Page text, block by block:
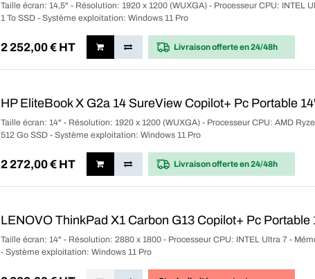
Taille écran: 14,5" - Résolution: 1920 x 1200 (WUXGA) - Processeur CPU: INTEL
1 To SSD - Système exploitation: Windows 11 Pro
2 252,00€ HT Livraison offerteen 24/48h
HP EliteBook X G2a 14 SureView Copilot+ Pc Portable
Taille écran: 14" - Résolution: 1920 x 1200 (WUXGA) - Processeur CPU: AMD
512 Go SSD - Système exploitation: Windows 11 Pro
2 272,00€ HT Livraison offerteen 24/48h
LENOVO ThinkPad X1 Carbon G13 Copilot+ Pc Portable
Taille écran: 14" - Résolution: 2880 x 1800 - Processeur CPU: INTEL Ultra 7 -
- Système exploitation: Windows 11 Pro